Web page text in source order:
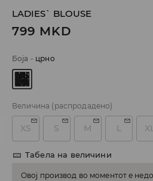
LADIES` BLOUSE
799 MKD
Боја - црно
Величина (распродадено)
XS S M L
Табела на величини
Овој производ во моментот е